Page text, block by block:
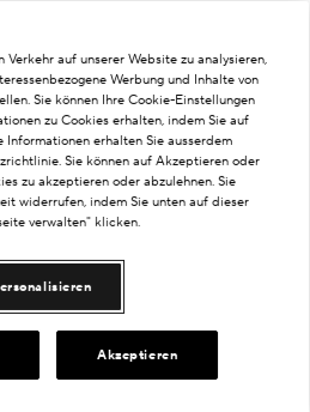
können.
für Produkte, die über die
sich inklusive
Preisen und werden in
Die Versandkosten werden dem
hinzugerechnet und auf dem
Für weitere
bitte auch den Bereich
ob alle auf der Website
Verkehr auf unserer Website zu analysieren,
Werbung und Inhalte von
Sie können Ihre Cookie-Einstellungen
zu Cookies erhalten, indem Sie auf
erhalten Sie ausserdem
Sie können auf Akzeptieren oder
zu akzeptieren oder abzulehnen. Sie
widerrufen, indem Sie unten auf dieser
verwalten" klicken.
Akzeptieren